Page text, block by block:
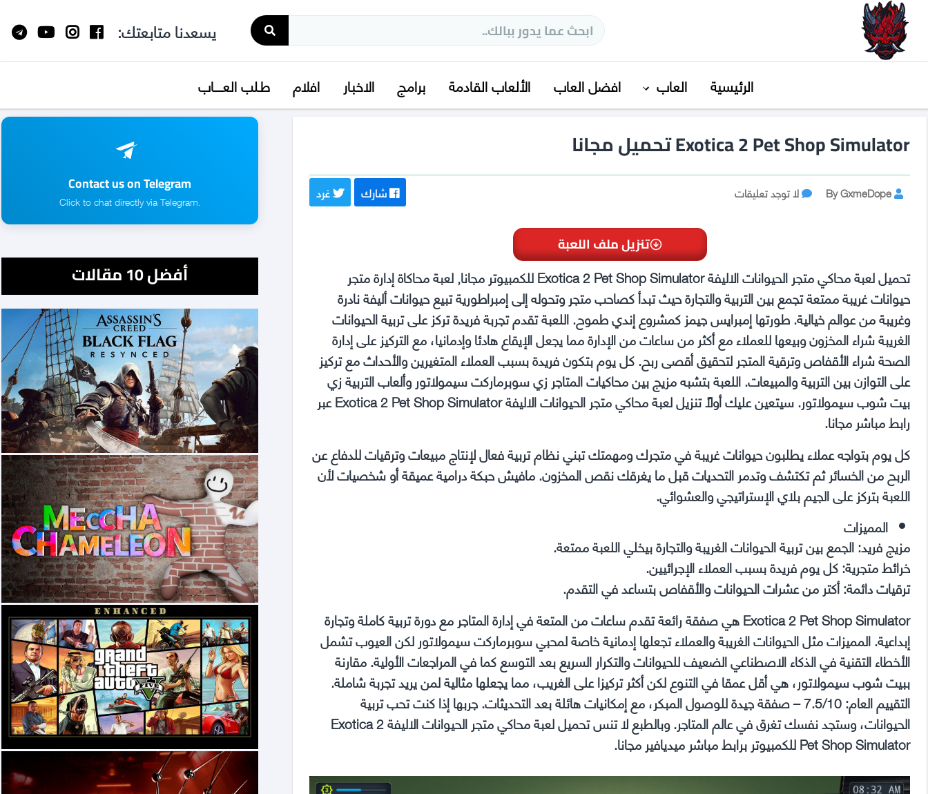
يسعدنا متابعتك:
الرئيسية العاب افضل العاب الألعاب القادمة برامج الاخبار افلام طـلب العــــاب
Exotica 2 Pet Shop Simulator تحميل مجانا
Post
By GxmeDope لا توجد تعليقاتعلى
Simulator
تحميل
مجانا
شارك غرد
تنزيل ملف اللعبة
تحميل لعبة محاكي متجر الحيوانات الاليفة Exotica 2 Pet Shop Simulator للكمبيوتر مجانا, لعبة محاكاة إدارة متجر
حيوانات غريبة ممتعة تجمع بين التربية والتجارة حيث تبدأ كصاحب متجر وتحوله إلى إمبراطورية تبيع حيوانات أليفة نادرة
وغريبة من عوالم خيالية. طورتها إمبرايس جيمز كمشروع إندي طموح. اللعبة تقدم تجربة فريدة تركز على تربية الحيوانات
الغريبة شراء المخزون وبيعها للعملاء مع أكثر من ساعات من الإدارة مما يجعل الإيقاع هادئا وإدمانيا، مع التركيز على إدارة
الصحة شراء الأقفاص وترقية المتجر لتحقيق أقصى ربح. كل يوم بتكون فريدة بسبب العملاء المتغيرين والأحداث مع تركيز
على التوازن بين التربية والمبيعات. اللعبة بتشبه مزيج بين محاكيات المتاجر زي سوبرماركت سيمولاتور وألعاب التربية زي
بيت شوب سيمولاتور. سيتعين عليك أولاً تنزيل لعبة محاكي متجر الحيوانات الاليفة Exotica 2 Pet Shop Simulator عبر
رابط مباشر مجانا.
كل يوم بتواجه عملاء يطلبون حيوانات غريبة في متجرك ومهمتك تبني نظام تربية فعال لإنتاج مبيعات وترقيات للدفاع عن
الربح من الخسائر ثم تكتشف وتدمر التحديات قبل ما يغرقك نقص المخزون. مافيش حبكة درامية عميقة أو شخصيات لأن
اللعبة بتركز على الجيم بلاي الإستراتيجي والعشوائي.
المميزات
مزيج فريد: الجمع بين تربية الحيوانات الغريبة والتجارة بيخلي اللعبة ممتعة.
خرائط متجرية: كل يوم فريدة بسبب العملاء الإجرائيين.
ترقيات دائمة: أكتر من عشرات الحيوانات والأقفاص بتساعد في التقدم.
Exotica 2 Pet Shop Simulator هي صفقة رائعة تقدم ساعات من المتعة في إدارة المتاجر مع دورة تربية كاملة وتجارة
إبداعية. المميزات مثل الحيوانات الغريبة والعملاء تجعلها إدمانية خاصة لمحبي سوبرماركت سيمولاتور لكن العيوب تشمل
الأخطاء التقنية في الذكاء الاصطناعي الضعيف للحيوانات والتكرار السريع بعد التوسع كما في المراجعات الأولية. مقارنة
ببيت شوب سيمولاتور، هي أقل عمقا في التنوع لكن أكثر تركيزا على الغريب، مما يجعلها مثالية لمن يريد تجربة شاملة.
التقييم العام: 7.5/10 – صفقة جيدة للوصول المبكر، مع إمكانيات هائلة بعد التحديثات. جربها إذا كنت تحب تربية
الحيوانات، وستجد نفسك تغرق في عالم المتاجر. وبالطبع لا تنس تحميل لعبة محاكي متجر الحيوانات الاليفة Exotica 2
Pet Shop Simulator للكمبيوتر برابط مباشر ميديافير مجانا.
Contact us on Telegram
.Click to chat directly via Telegram
أفضل 10 مقالات